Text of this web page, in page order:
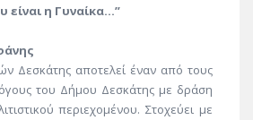
η Γυναίκα…”
Δεσκάτης αποτελεί έναν από τους
του Δήμου Δεσκάτης με δράση
περιεχομένου. Στοχεύει με